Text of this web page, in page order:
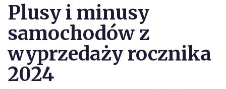
Plusy i minusy
samochodów z
wyprzedaży rocznika
2024